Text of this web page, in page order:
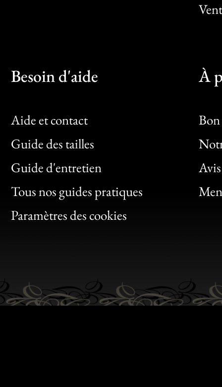
Besoin d'aide
Aide et contact
Guide des tailles
Guide d'entretien
Tous nos guides pratiques
Paramètres des cookies
À
Bon
Clic